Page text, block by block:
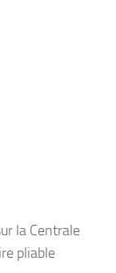
la Centrale
pliable